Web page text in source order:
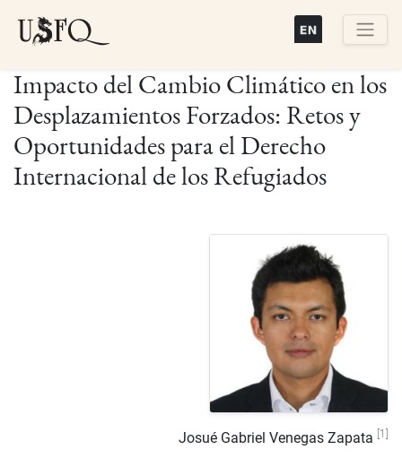
principal
Impacto del Cambio Climático en los
Desplazamientos Forzados: Retos y
Oportunidades para el Derecho
Internacional de los Refugiados
Josué Gabriel Venegas Zapata [1]